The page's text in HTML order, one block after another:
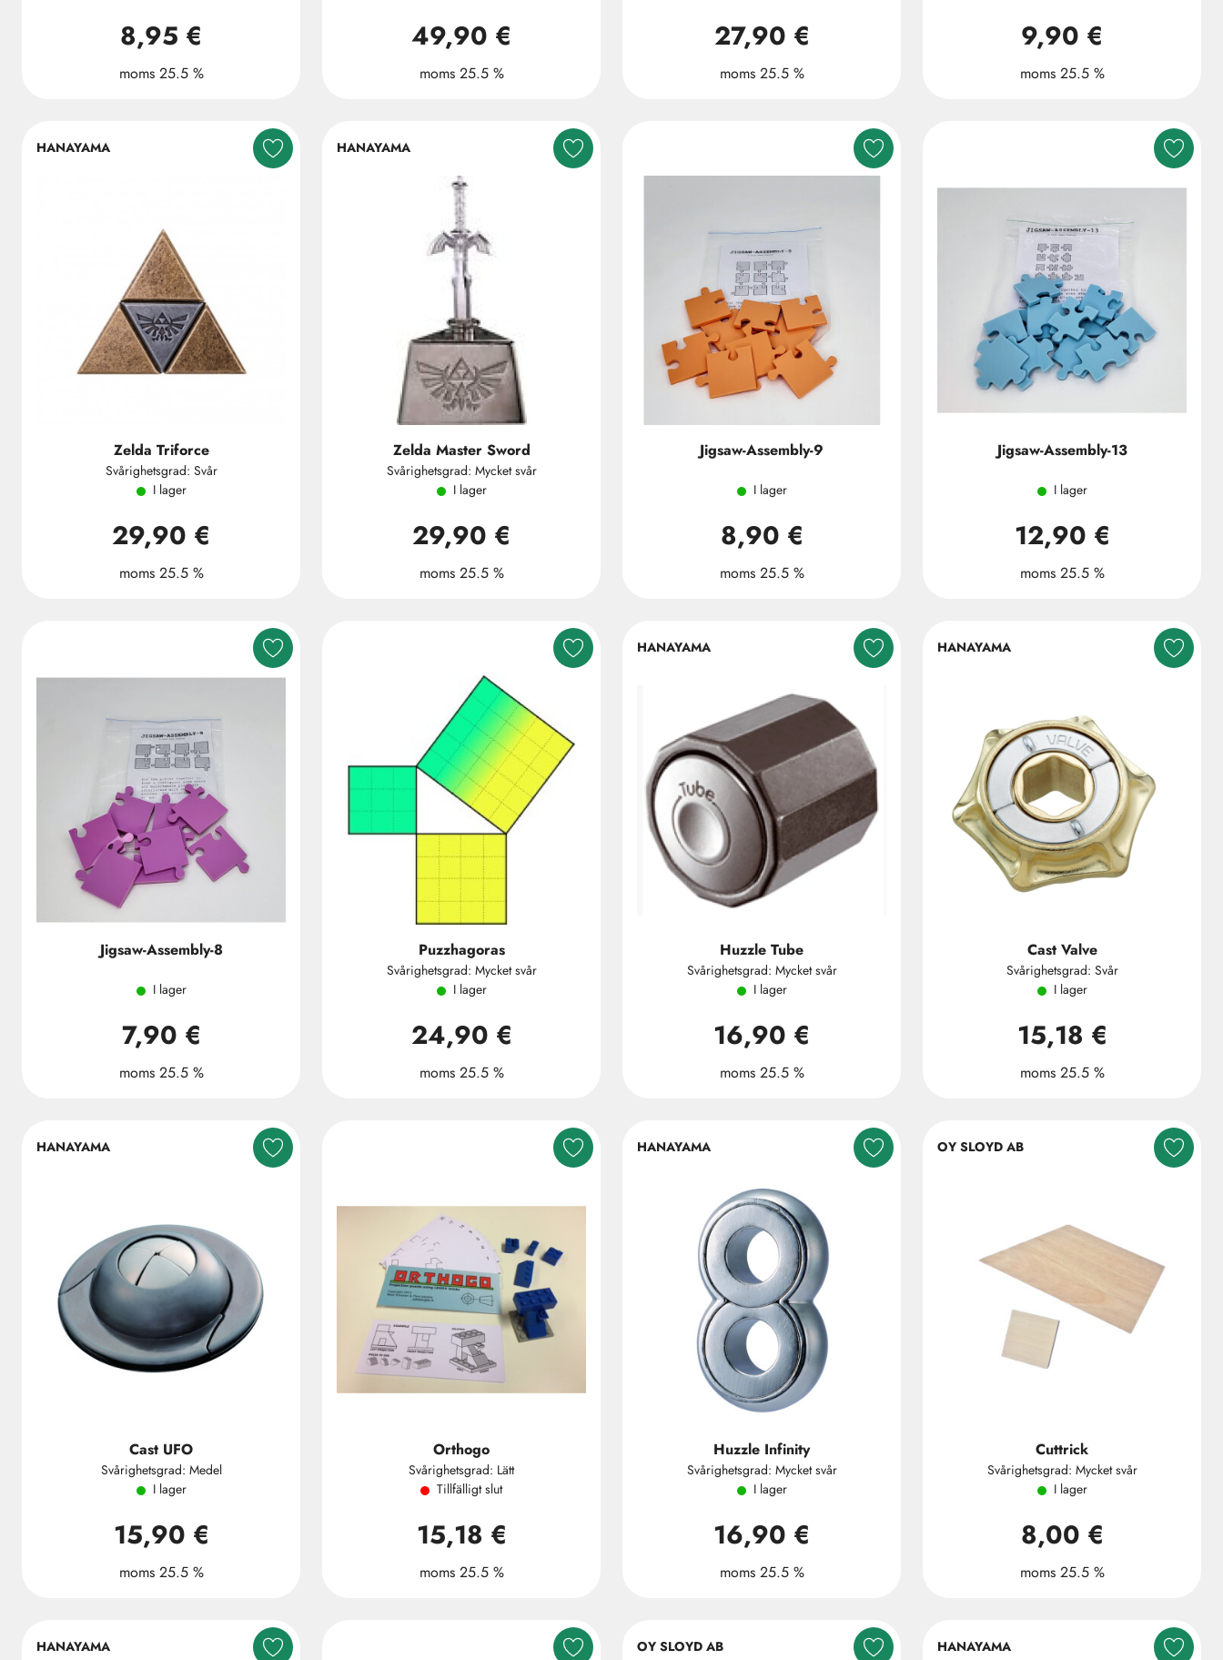
8,95 €
moms 25.5 %
49,90 €
moms 25.5 %
27,90 €
moms 25.5 %
9,90 €
moms 25.5 %
HANAYAMA
Zelda Triforce
Svårighetsgrad: Svår
I lager
29,90 €
moms 25.5 %
HANAYAMA
Zelda Master Sword
Svårighetsgrad: Mycket svår
I lager
29,90 €
moms 25.5 %
Jigsaw-Assembly-9
I lager
8,90 €
moms 25.5 %
Jigsaw-Assembly-13
I lager
12,90 €
moms 25.5 %
Jigsaw-Assembly-8
I lager
7,90 €
moms 25.5 %
Puzzhagoras
Svårighetsgrad: Mycket svår
I lager
24,90 €
moms 25.5 %
HANAYAMA
Huzzle Tube
Svårighetsgrad: Mycket svår
I lager
16,90 €
moms 25.5 %
HANAYAMA
Cast Valve
Svårighetsgrad: Svår
I lager
15,18 €
moms 25.5 %
HANAYAMA
Cast UFO
Svårighetsgrad: Medel
I lager
15,90 €
moms 25.5 %
Orthogo
Svårighetsgrad: Lätt
Tillfälligt slut
15,18 €
moms 25.5 %
HANAYAMA
Huzzle Infinity
Svårighetsgrad: Mycket svår
I lager
16,90 €
moms 25.5 %
OY SLOYD AB
Cuttrick
Svårighetsgrad: Mycket svår
I lager
8,00 €
moms 25.5 %
HANAYAMA OY SLOYD AB HANAYAMA